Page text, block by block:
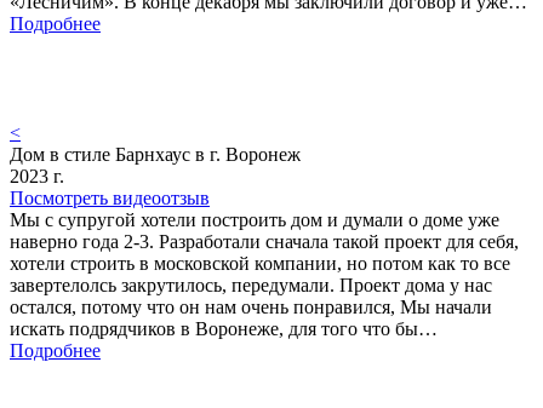
Подробнее
<
Дом в стиле Барнхаус в г. Воронеж
2023 г.
Посмотреть видеоотзыв
Мы с супругой хотели построить дом и думали о доме уже
наверно года 2-3. Разработали сначала такой проект для себя,
хотели строить в московской компании, но потом как то все
завертелолсь закрутилось, передумали. Проект дома у нас
остался, потому что он нам очень понравился, Мы начали
искать подрядчиков в Воронеже, для того что бы…
Подробнее